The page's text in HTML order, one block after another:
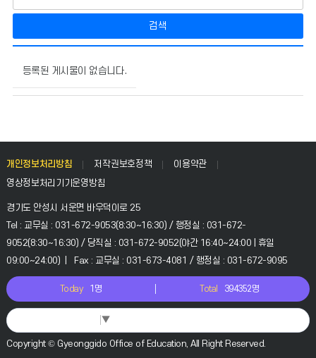
검색
과
시
물
호,
제
작
성
자,
등
일,
회
수
등록된 게시물이 없습니다.
개인정보처리방침 저작권보호정책
이용약관
영상정보처리기기운영방침
경기도 안성시 서운면 바우덕이로 25
Tel : 교무실 : 031-672-9053(8:30~16:30) / 행정실 : 031-672-
9052(8:30~16:30) / 당직실 : 031-672-9052(야간 16:40~24:00 | 휴일
09:00~24:00) | Fax : 교무실 : 031-673-4081 / 행정실 : 031-672-9095
Today 1명 Total 394352명
▼
Copyright © Gyeonggido Office of Education, All Right Reserved.